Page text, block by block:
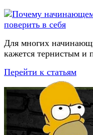
Для многих
кажется тернистым и
Перейти к статьям